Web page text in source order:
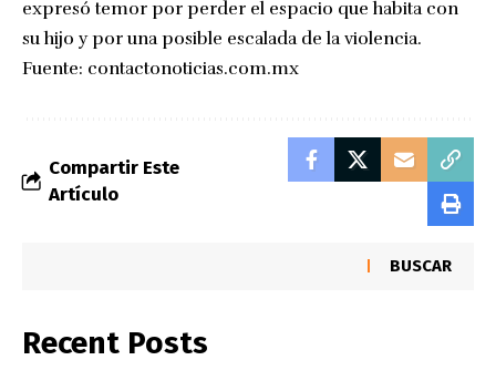
expresó temor por perder el espacio que habita con
su hijo y por una posible escalada de la violencia.
Fuente: contactonoticias.com.mx
Compartir Este
Artículo
BUSCAR
Recent Posts